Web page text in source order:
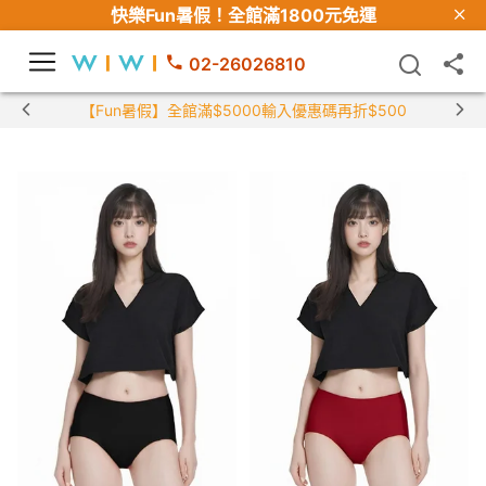
快樂Fun暑假！ 全館滿1800元免運
02-26026810
【Fun暑假】全館滿$5000輸入優惠碼再折$500